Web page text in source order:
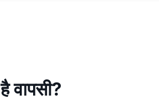
वापसी?